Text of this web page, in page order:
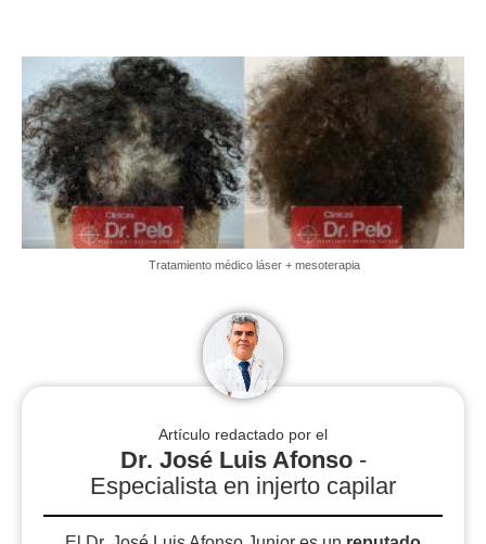
Tratamiento médico láser + mesoterapia
Artículo redactado por el
Dr. José Luis Afonso-
Especialista en injerto capilar